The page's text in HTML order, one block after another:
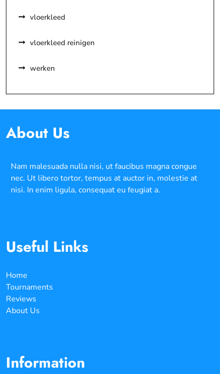
vloerkleed
vloerkleed reinigen
werken
About Us
Nam malesuada nulla nisi, ut faucibus magna congue
nec. Ut libero tortor, tempus at auctor in, molestie at
nisi. In enim ligula, consequat eu feugiat a.
Useful Links
Home
Tournaments
Reviews
About Us
Information